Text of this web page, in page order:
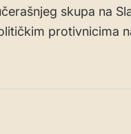
skupa na
protivnicima